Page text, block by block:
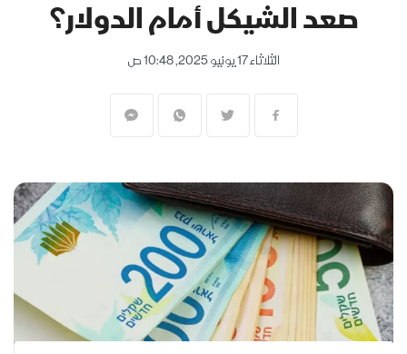
صعد الشيكل أمام الدولار؟
الثلاثاء 17 يونيو 2025, 10:48 ص